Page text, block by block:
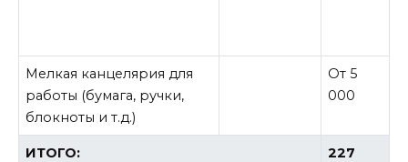
Мелкая канцелярия для
работы (бумага, ручки,
блокноты и т.д.)
От 5
000
ИТОГО:
227